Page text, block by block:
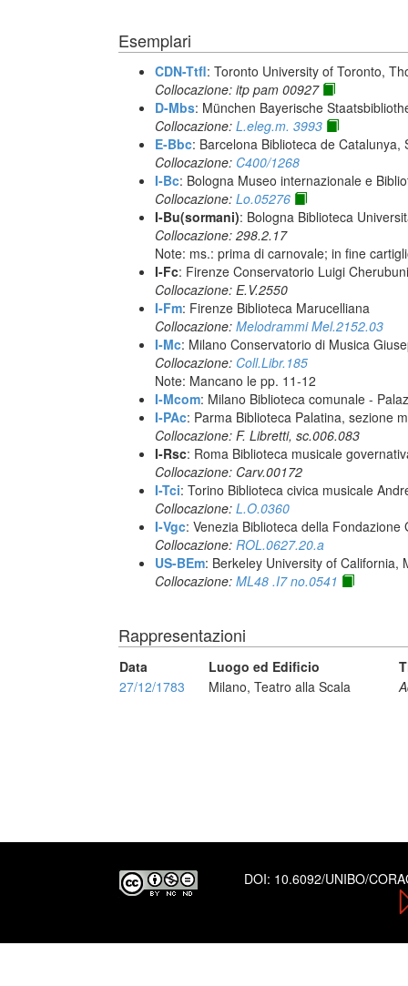
Esemplari
CDN-Ttfl: Toronto University of Toronto,
Collocazione: itp pam 00927
D-Mbs: München Bayerische
Collocazione: L.eleg.m. 3993
E-Bbc: Barcelona Biblioteca de Catalunya,
Collocazione: C400/1268
I-Bc: Bologna Museo internazionale e
Collocazione: Lo.05276
I-Bu(sormani): Bologna Biblioteca
Collocazione: 298.2.17
Note: ms.: prima di carnovale; in fine
I-Fc: Firenze Conservatorio Luigi Cherubuni
Collocazione: E.V.2550
I-Fm: Firenze Biblioteca Marucelliana
Collocazione: Melodrammi Mel.2152.03
I-Mc: Milano Conservatorio di Musica
Collocazione: Coll.Libr.185
Note: Mancano le pp. 11-12
I-Mcom: Milano Biblioteca comunale -
I-PAc: Parma Biblioteca Palatina, sezione
Collocazione: F. Libretti, sc.006.083
I-Rsc: Roma Biblioteca musicale
Collocazione: Carv.00172
I-Tci: Torino Biblioteca civica musicale
Collocazione: L.O.0360
I-Vgc: Venezia Biblioteca della Fondazione
Collocazione: ROL.0627.20.a
US-BEm: Berkeley University of California,
Collocazione: ML48 .I7 no.0541
Rappresentazioni
Data Luogo ed Edificio
27/12/1783
Milano, Teatro alla Scala
DOI: 10.6092/UNIBO/